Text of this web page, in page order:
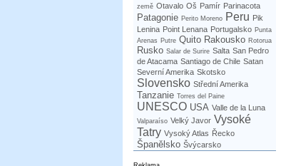
země Otavalo Oš Pamír Parinacota
Patagonie Perito Moreno Peru Pik
Lenina Point Lenana Portugalsko Punta
Arenas Putre Quito Rakousko Rotorua
Rusko Salar de Surire Salta San Pedro
de Atacama Santiago de Chile Satan
Severní Amerika Skotsko
Slovensko Střední Amerika
Tanzanie Torres del Paine
UNESCO USA Valle de la Luna
Valparaíso Velký Javor Vysoké
Tatry Vysoký Atlas Řecko
Španělsko Švýcarsko